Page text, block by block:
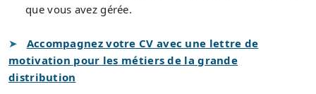
que vous avez gérée.
Accompagnez votre CV avec une lettre de
motivation pour les métiers de la grande
distribution